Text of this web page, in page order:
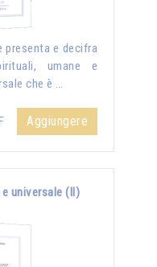
presenta e decifra
umane e
che è …
Aggiungere
universale (II)